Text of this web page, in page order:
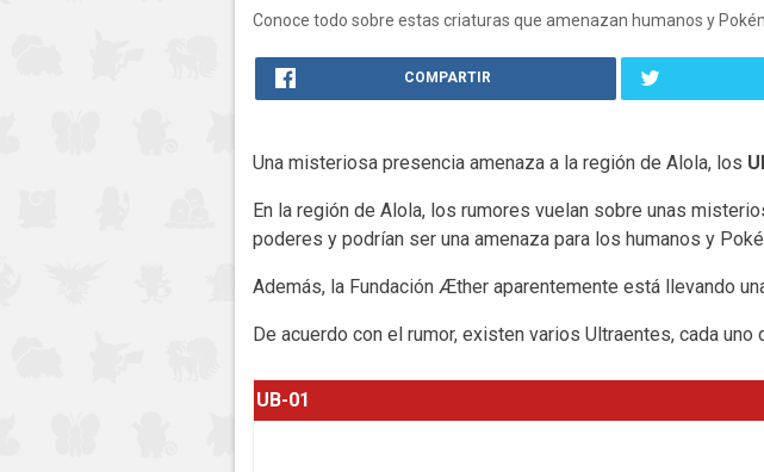
Conoce todo sobre estas criaturas que amenazan humanos y
COMPARTIR
Una misteriosa presencia amenaza a la región de Alola, los
En la región de Alola, los rumores vuelan sobre unas
poderes y podrían ser una amenaza para los humanos y
Además, la Fundación Æther aparentemente está llevando
De acuerdo con el rumor, existen varios Ultraentes, cada
UB-01